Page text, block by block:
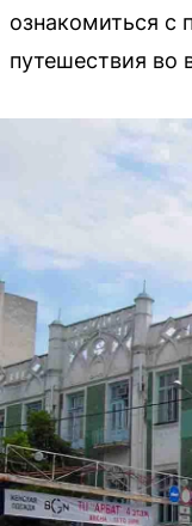
ознакомиться с
путешествия во